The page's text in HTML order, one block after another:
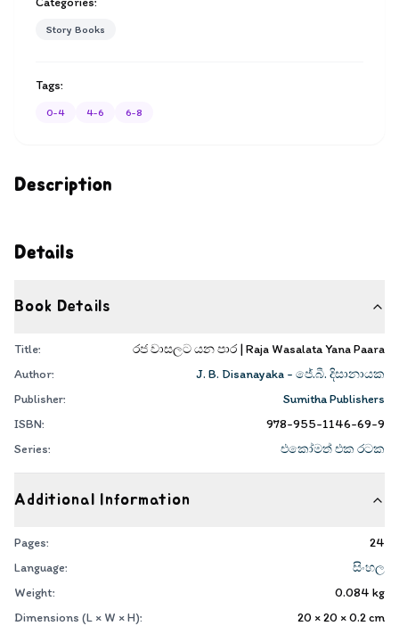
Description
Details
Book Details
Title:
රජ වාසලට යන පාර | Raja Wasalata Yana Paara
Author:
J. B. Disanayaka - ජේ.බී. දිසානායක
Publisher:
Sumitha Publishers
ISBN:
978-955-1146-69-9
Series:
එකෝමත් එක රටක
Additional Information
Pages:
24
Language:
සිංහල
Weight:
0.084 kg
Dimensions (L × W × H):
20 × 20 × 0.2cm
Story Books
Tags:
0-4 4-6 6-8